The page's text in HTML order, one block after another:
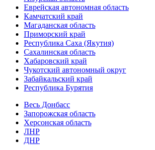
Еврейская автономная область
Камчатский край
Магаданская область
Приморский край
Республика Саха (Якутия)
Сахалинская область
Хабаровский край
Чукотский автономный округ
Забайкальский край
Республика Бурятия
Весь Донбасс
Запорожская область
Херсонская область
ЛНР
ДНР